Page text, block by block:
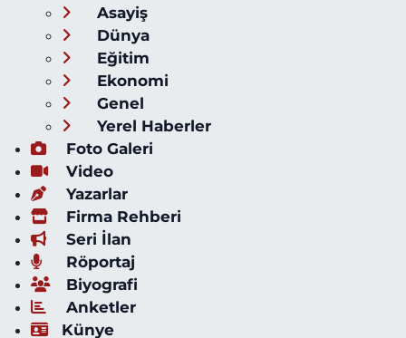
Asayiş
Dünya
Eğitim
Ekonomi
Genel
Yerel Haberler
Foto Galeri
Video
Yazarlar
Firma Rehberi
Seri İlan
Röportaj
Biyografi
Anketler
Künye